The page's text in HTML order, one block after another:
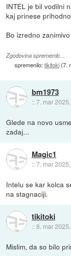
INTEL je bil vodilni
kaj prinese
Bo izredno
Zgodovina sprememb…
spremenilo:tikitoki(7.
bm1973
::7. mar
Glede na novo
zadaj...
Magic1
::7. mar
Intelu se kar kolca
na stagnaciji.
tikitoki
::8. mar
Mislim, da so bilo